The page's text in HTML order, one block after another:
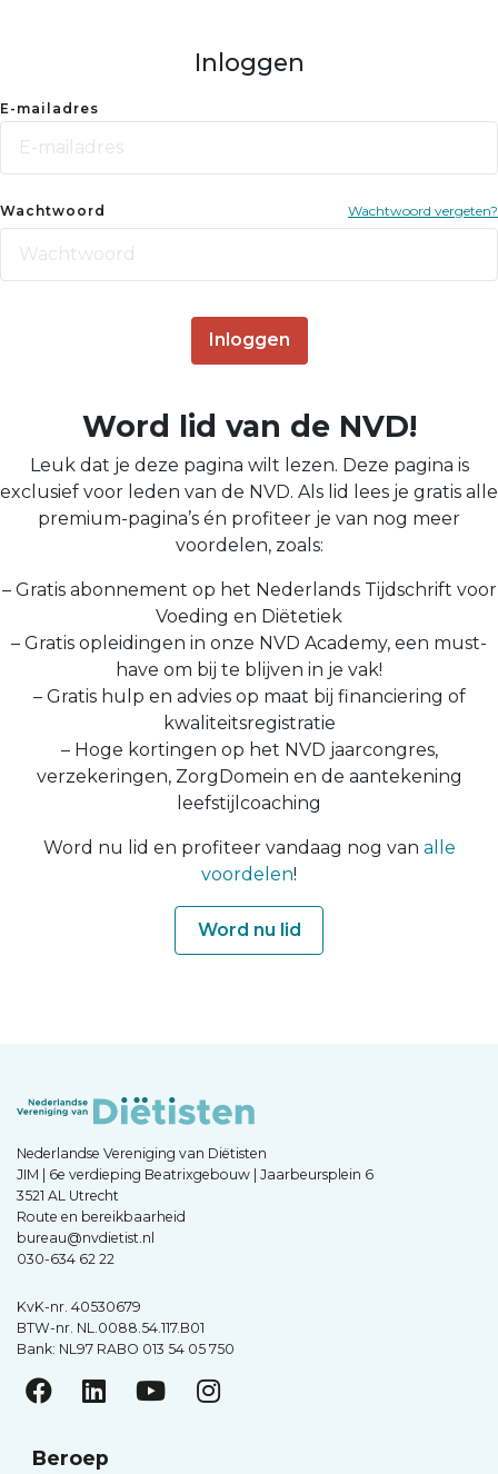
Inloggen
E-mailadres
Wachtwoord Wachtwoord vergeten?
Inloggen
Word lid van de NVD!
Leuk dat je deze pagina wilt lezen. Deze pagina is
exclusief voor leden van de NVD. Als lid lees je gratis alle
premium-pagina’s én profiteer je van nog meer
voordelen, zoals:
– Gratis abonnement op het Nederlands Tijdschrift voor
Voeding en Diëtetiek
– Gratis opleidingen in onze NVD Academy, een must-
have om bij te blijven in je vak!
– Gratis hulp en advies op maat bij financiering of
kwaliteitsregistratie
– Hoge kortingen op het NVD jaarcongres,
verzekeringen, ZorgDomein en de aantekening
leefstijlcoaching
Word nu lid en profiteer vandaag nog van alle
voordelen!
Word nu lid
Nederlandse Vereniging van Diëtisten
JIM | 6e verdieping Beatrixgebouw | Jaarbeursplein 6
3521 AL Utrecht
Route en bereikbaarheid
bureau@nvdietist.nl
030-634 62 22
KvK-nr. 40530679
BTW-nr. NL.0088.54.117.B01
Bank: NL97 RABO 013 54 05 750
Beroep